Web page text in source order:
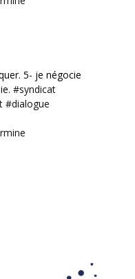
5- je négocie
#syndicat
#dialogue